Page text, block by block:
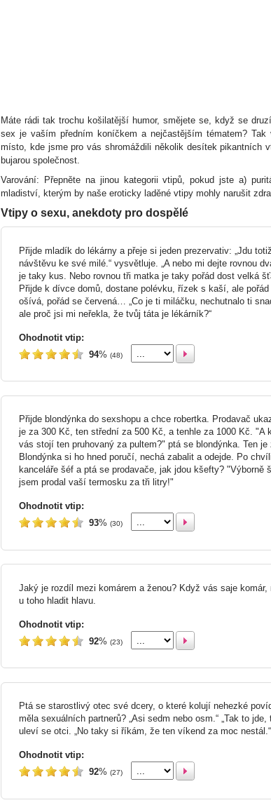
Máte rádi tak trochu košilatější humor, smějete se, když se
sex je vaším předním koníčkem a nejčastějším tématem?
místo, kde jsme pro vás shromáždili několik desítek pikantních
bujarou společnost.
Varování: Přepněte na jinou kategorii vtipů, pokud jste a)
mladiství, kterým by naše eroticky laděné vtipy mohly narušit
Vtipy o sexu, anekdoty pro dospělé
Přijde mladík do lékárny a přeje si jeden prezervativ: „Jdu
návštěvu ke své milé.“ vysvětluje. „A nebo mi dejte rovnou
je taky kus. Nebo rovnou tři matka je taky pořád dost velká
Přijde k dívce domů, dostane polévku, řízek s kaší, ale pořád
ošívá, pořád se červená… „Co je ti miláčku, nechutnalo ti
ale proč jsi mi neřekla, že tvůj táta je lékárník?“
Ohodnotit vtip:
94% (48)
Přijde blondýnka do sexshopu a chce robertka. Prodavač
je za 300 Kč, ten střední za 500 Kč, a tenhle za 1000 Kč. "A
vás stojí ten pruhovaný za pultem?" ptá se blondýnka. Ten je
Blondýnka si ho hned poručí, nechá zabalit a odejde. Po
kanceláře šéf a ptá se prodavače, jak jdou kšefty? "Výborně
jsem prodal vaší termosku za tři litry!"
Ohodnotit vtip:
93% (30)
Jaký je rozdíl mezi komárem a ženou? Když vás saje komár,
u toho hladit hlavu.
Ohodnotit vtip:
92% (23)
Ptá se starostlivý otec své dcery, o které kolují nehezké
měla sexuálních partnerů? „Asi sedm nebo osm.“ „Tak to jde,
uleví se otci. „No taky si říkám, že ten víkend za moc nestál.“
Ohodnotit vtip:
92% (27)